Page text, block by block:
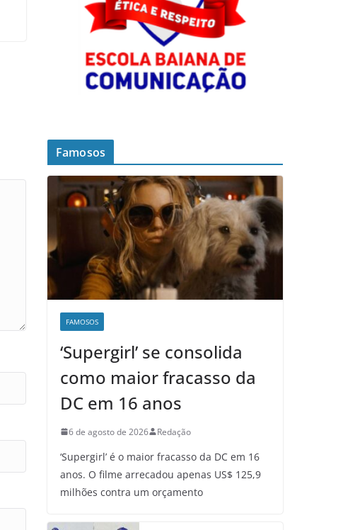
Famosos
FAMOSOS
‘Supergirl’ se consolida
como maior fracasso da
DC em 16 anos
6 de agosto de 2026 Redação
‘Supergirl’ é o maior fracasso da DC em 16
anos. O filme arrecadou apenas US$ 125,9
milhões contra um orçamento